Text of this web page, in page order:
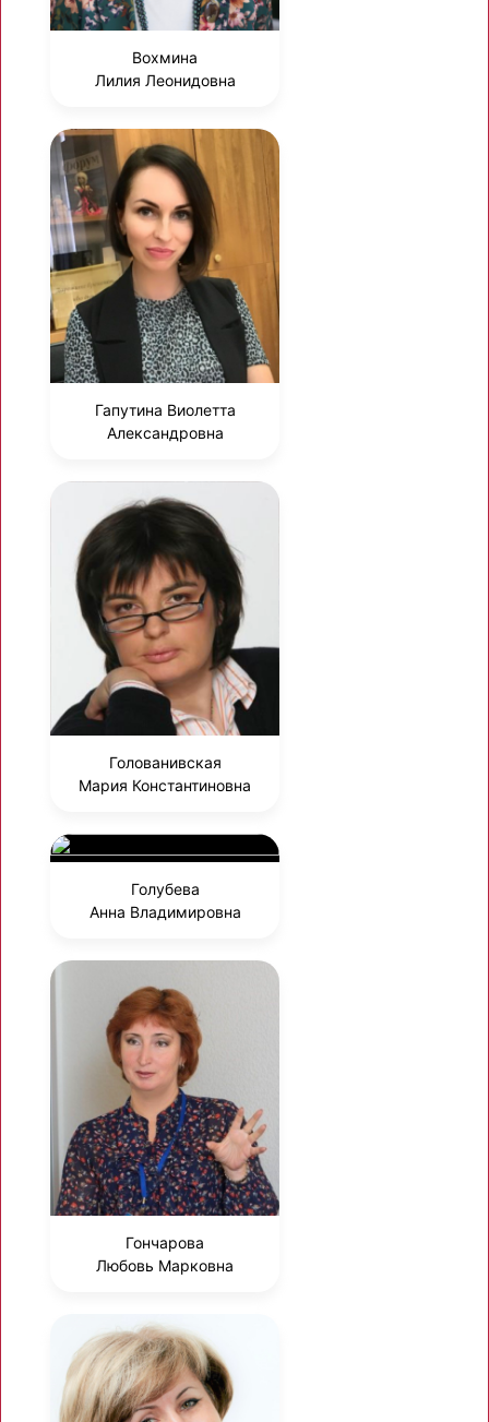
Вохмина
Лилия Леонидовна
Гапутина Виолетта
Александровна
Голованивская
Мария Константиновна
Голубева
Анна Владимировна
Гончарова
Любовь Марковна